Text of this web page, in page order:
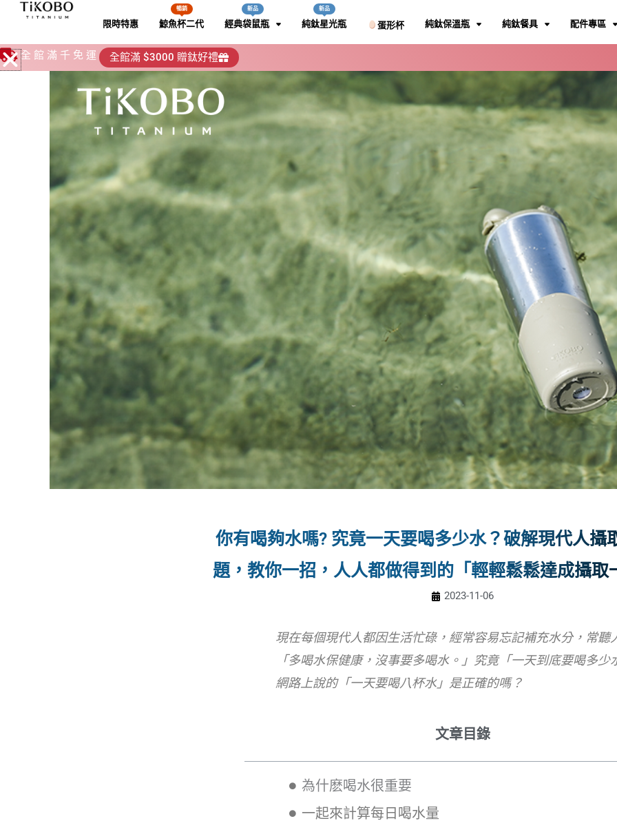
主
要
限時特惠
暢銷
鯨魚杯二代
新品
經典袋鼠瓶
新品
經典袋鼠瓶二代
純鈦飲料保溫瓶！美國發明專利工法無塗
層，吸管內藏
點擊下方即可進入賣場
新品
純鈦星光瓶 蛋形杯 純鈦保溫瓶
暢銷
純鈦鯨魚杯2代
專利 StrawInside™ 吸管藏起來｜2.0手提把設
計，贈純鈦粗吸管＆雙吸管蓋
產品介紹 選購備品
點擊下方即可進入賣場
700ml 800ml
新品 純鈦星光瓶
耐酸鹼抗腐蝕，飲料通通安心喝，雙層真空技
術，保冰保溫不結露
選購備品
點擊下方即可進入賣場
250ml
純鈦運動瓶
瓶蓋由純鈦打造，好清洗不卡味
附有輕巧提把，隨時帶著走！
點擊下方即可進入賣場
460ml
純鈦餐具
純鈦筷子
純鈦抗酸鹼、耐腐蝕，美食安心吃
前往購買
純鈦湯叉
經典純鈦精品湯叉 拋光大匙面設計 無化學塗層 鈦安
前往購買
純鈦小杯
超輕量純鈦小酒杯 手拿無負擔
前往購買
新品
單
前
純
專
配件專區
鯨魚杯二代配件
前往購買
鯨魚杯一代配件
前往購買
新品
經典袋鼠瓶二代
純鈦飲料保溫瓶！美國發明專利工法無塗
層，吸管內藏
點擊下方即可進入賣場
暢銷
純鈦鯨魚杯2代
專利 StrawInside™ 吸管藏起來｜2.0手提把設
計，贈純鈦粗吸管＆雙吸管蓋
產品介紹 選購備品
點擊下方即可進入賣場
700ml 800ml
新品 純鈦星光瓶
耐酸鹼抗腐蝕，飲料通通安心喝，雙層真空技
術，保冰保溫不結露
選購備品
點擊下方即可進入賣場
250ml
純鈦運動瓶
瓶蓋由純鈦打造，好清洗不卡味
附有輕巧提把，隨時帶著走！
點擊下方即可進入賣場
460ml
純鈦筷子
純鈦抗酸鹼、耐腐蝕，美食安心吃
前往購買
純鈦湯叉
經典純鈦精品湯叉 拋光大匙面設計 無化學塗層 鈦安
前往購買
純鈦小杯
超輕量純鈦小酒杯 手拿無負擔
前往購買
新品
單
前
純
專
鯨魚杯二代配件
前往購買
鯨魚杯一代配件
前往購買
你有喝夠水嗎? 究竟一天要喝多少水？破解現代人攝
題，教你一招，人人都做得到的「輕輕鬆鬆達成攝取
2023-11-06
現在每個現代人都因生活忙碌，經常容易忘記補充水分，常聽
「多喝水保健康，沒事要多喝水。」究竟「一天到底要喝多少
網路上說的「一天要喝八杯水」是正確的嗎？
文章目錄
為什麽喝水很重要
一起來計算每日喝水量
全館滿千免運 全館滿 $3000 贈鈦好禮